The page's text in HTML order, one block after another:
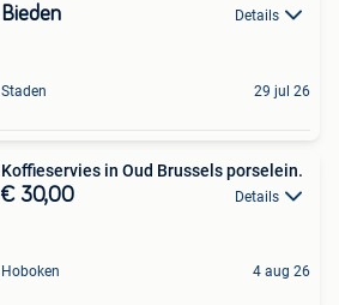
Bieden Details
Staden 29 jul 26
Koffieservies in Oud Brussels porselein.
€ 30,00 Details
Hoboken 4 aug 26